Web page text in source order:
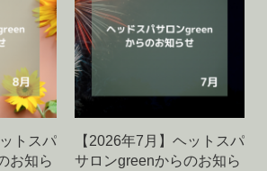
トスパ
お知ら
【2026年7月】ヘットスパ
サロンgreenからのお知ら